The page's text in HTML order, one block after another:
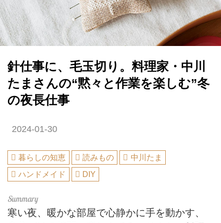
針仕事に、毛玉切り。料理家・中川
たまさんの“黙々と作業を楽しむ”冬
の夜長仕事
2024-01-30
暮らしの知恵 読みもの
中川たま
ハンドメイド
DIY
寒い夜、暖かな部屋で心静かに手を動かす、